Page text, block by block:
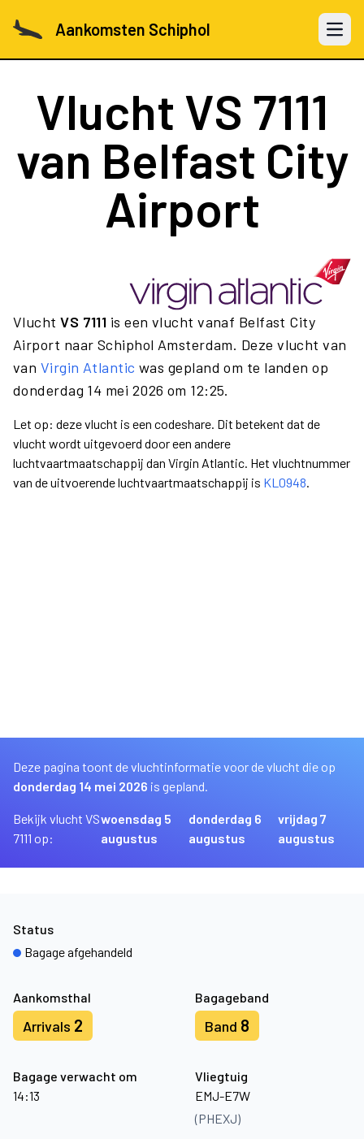
Aankomsten Schiphol Open
Vlucht VS 7111
van Belfast City
Airport
VluchtVS 7111 is een vlucht vanaf Belfast City
Airport naar Schiphol Amsterdam. Deze vlucht van
van Virgin Atlantic was gepland om te landen op
donderdag 14 mei 2026 om 12:25.
Let op: deze vlucht is een codeshare. Dit betekent dat de
vlucht wordt uitgevoerd door een andere
luchtvaartmaatschappij dan Virgin Atlantic. Het vluchtnummer
van de uitvoerende luchtvaartmaatschappij is KL0948.
Deze pagina toont de vluchtinformatie voor de vlucht die op
donderdag 14 mei 2026 is gepland.
Bekijk vlucht VS
7111 op:
woensdag 5
augustus
donderdag 6
augustus
vrijdag 7
augustus
Aankomsthal
Arrivals 2
Bagageband
Band 8
Bagage verwacht om
14:13
Vliegtuig
EMJ-E7W
(PHEXJ)
Status
Bagage afgehandeld